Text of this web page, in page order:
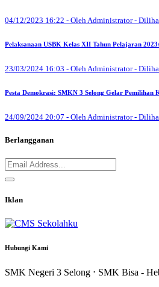
04/12/2023 16:22 - Oleh Administrator -
Pelaksanaan USBK Kelas XII Tahun Pelajaran
23/03/2024 16:03 - Oleh Administrator -
Pesta Demokrasi: SMKN 3 Selong Gelar Pemilihan
24/09/2024 20:07 - Oleh Administrator -
Berlangganan
Iklan
Hubungi Kami
SMK Negeri 3 Selong ⋅ SMK Bisa -